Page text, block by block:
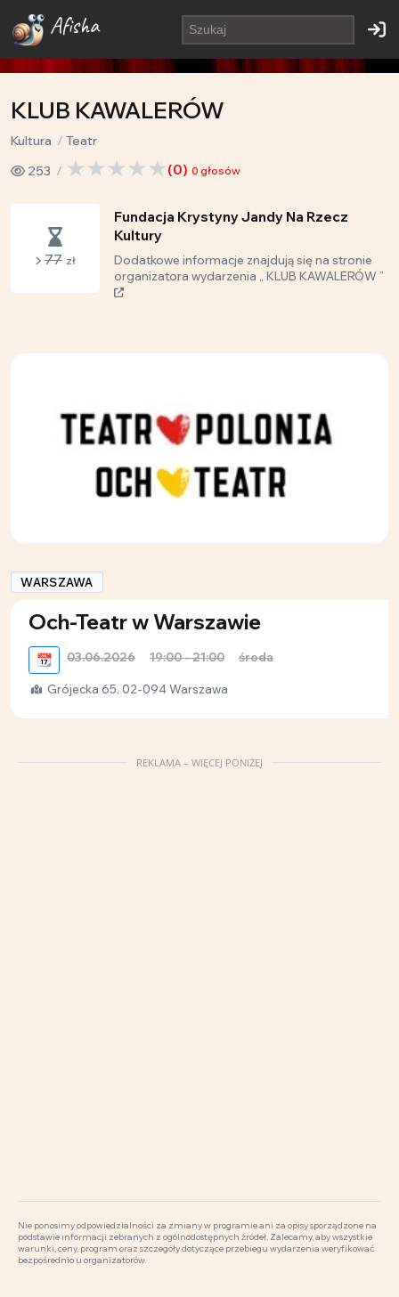
Afisha
KLUB KAWALERÓW
Kultura
Teatr
253
(0) 0 głosów
77 zł
Fundacja Krystyny Jandy Na Rzecz
Kultury
Dodatkowe informacje znajdują się na stronie
organizatora wydarzenia „ KLUB KAWALERÓW ”
WARSZAWA
Och-Teatr w Warszawie
📆 03.06.2026 19:00 - 21:00 środa
Grójecka 65, 02-094 Warszawa
REKLAMA – WIĘCEJ PONIŻEJ
Nie ponosimy odpowiedzialności za zmiany w programie ani za opisy sporządzone na
podstawie informacji zebranych z ogólnodostępnych źródeł. Zalecamy, aby wszystkie
warunki, ceny, program oraz szczegóły dotyczące przebiegu wydarzenia weryfikować
bezpośrednio u organizatorów.